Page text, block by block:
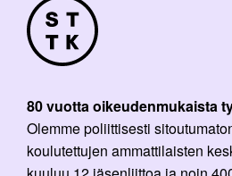
80 vuotta oikeudenmukaista
Olemme poliittisesti
koulutettujen ammattilaisten